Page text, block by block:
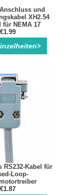
und
XH2.54
für NEMA 17
auf XH2.54
€1.99
RS232-Kabel für
Loop-
€1.87